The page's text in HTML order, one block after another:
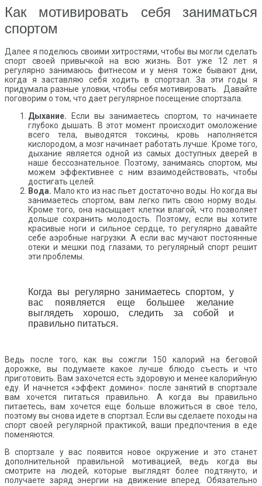
Как мотивировать себя заниматься
спортом
Далее я поделюсь своими хитростями, чтобы вы могли сделать
спорт своей привычкой на всю жизнь. Вот уже 12 лет я
регулярно занимаюсь фитнесом и у меня тоже бывают дни,
когда я заставляю себя ходить в спортзал. За эти годы я
придумала разные уловки, чтобы себя мотивировать. Давайте
поговорим о том, что дает регулярное посещение спортзала.
Дыхание. Если вы занимаетесь спортом, то начинаете
глубоко дышать. В этот момент происходит омоложение
всего тела, выводятся токсины, кровь наполняется
кислородом, а мозг начинает работать лучше. Кроме того,
дыхание является одной из самых доступных дверей в
наше бессознательное. Поэтому, занимаясь спортом, мы
можем эффективнее с ним взаимодействовать, чтобы
достигать целей.
Вода. Мало кто из нас пьет достаточно воды. Но когда вы
занимаетесь спортом, вам легко пить свою норму воды.
Кроме того, она насыщает клетки влагой, что позволяет
дольше сохранить молодость. Поэтому, если вы хотите
красивые ноги и сильное сердце, то регулярно давайте
себе аэробные нагрузки. А если вас мучают постоянные
отеки и мешки под глазами, то регулярный спорт решит
эти проблемы.
Когда вы регулярно занимаетесь спортом, у
вас появляется еще большее желание
выглядеть хорошо, следить за собой и
правильно питаться.
Ведь после того, как вы сожгли 150 калорий на беговой
дорожке, вы подумаете какое лучше блюдо съесть и что
приготовить. Вам захочется есть здоровую и менее калорийную
еду. И начнется «эффект домино»: после занятий в спортзале
вам хочется питаться правильно. А когда вы правильно
питаетесь, вам хочется еще больше вложиться в свое тело,
поэтому вы снова идете в спортзал. Если вы сделаете походы на
спорт своей регулярной практикой, ваши предпочтения в еде
поменяются.
В спортзале у вас появится новое окружение и это станет
дополнительной правильной мотивацией, ведь когда вы
смотрите на людей, которые выглядят более подтянуто, и
получаете заряд энергии на движение вперед. Обязательно